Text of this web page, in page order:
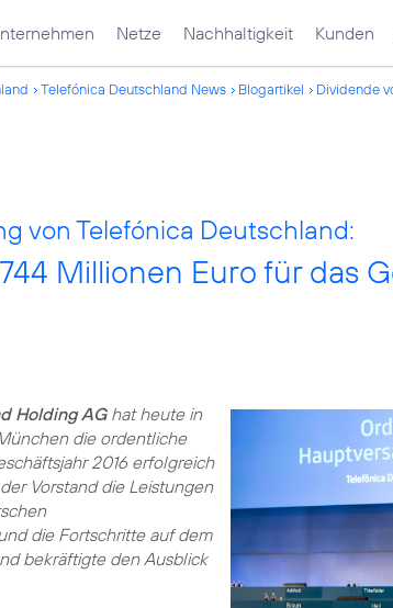
Netze Nachhaltigkeit Kunden
Telefónica Deutschland News Blogartikel Dividende
von Telefónica Deutschland:
Millionen Euro für das
Holding AGhat heute in
die ordentliche
2016 erfolgreich
Vorstand die Leistungen
die Fortschritte auf dem
bekräftigte den Ausblick